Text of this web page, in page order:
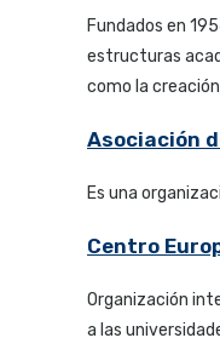
Fundados en
estructuras
como la
Asociación
Es una
Centro
Organización
a las